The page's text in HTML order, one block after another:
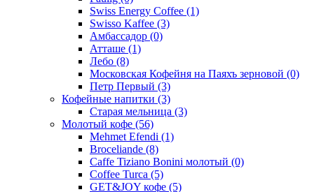
Swiss Energy Coffee (1)
Swisso Kaffee (3)
Амбассадор (0)
Атташе (1)
Лебо (8)
Московская Кофейня на Паяхъ зерновой (0)
Петр Первый (3)
Кофейные напитки (3)
Старая мельница (3)
Молотый кофе (56)
Mehmet Efendi (1)
Broceliande (8)
Caffe Tiziano Bonini молотый (0)
Coffee Turca (5)
GET&JOY кофе (5)